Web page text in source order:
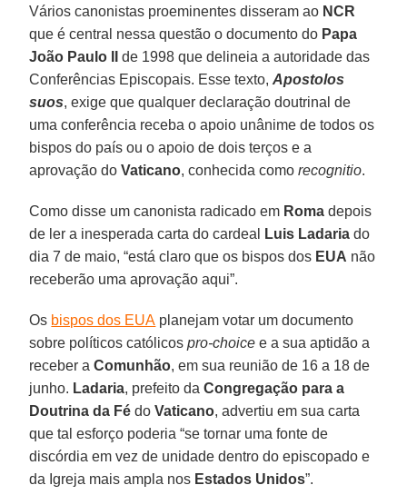
Vários canonistas proeminentes disseram ao NCR
que é central nessa questão o documento do Papa
João Paulo II
de 1998 que delineia a autoridade das
Conferências Episcopais. Esse texto,Apostolos
suos, exige que qualquer declaração doutrinal de
uma conferência receba o apoio unânime de todos os
bispos do país ou o apoio de dois terços e a
aprovação doVaticano, conhecida comorecognitio.
Como disse um canonista radicado em Roma depois
de ler a inesperada carta do cardeal
Luis Ladaria do
dia 7 de maio, “está claro que os bispos dos EUA não
receberão uma aprovação aqui”.
Os bispos dos EUA planejam votar um documento
sobre políticos católicospro-choice e a sua aptidão a
receber aComunhão, em sua reunião de 16 a 18 de
junho. Ladaria, prefeito daCongregação para a
Doutrina da Fé doVaticano, advertiu em sua carta
que tal esforço poderia “se tornar uma fonte de
discórdia em vez de unidade dentro do episcopado e
da Igreja mais ampla nos Estados Unidos”.